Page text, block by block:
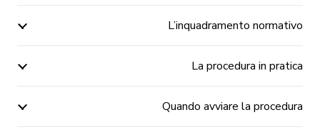
L’inquadramento normativo
La procedura in pratica
Quando avviare la procedura